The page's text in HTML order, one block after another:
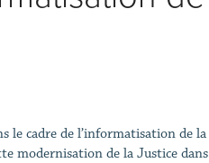
le cadre de l’informatisation de la
modernisation de la Justice dans